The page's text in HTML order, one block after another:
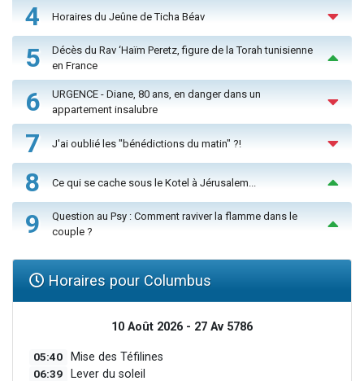
4 Horaires du Jeûne de Ticha Béav
5
Décès du Rav ‘Haïm Peretz, figure de la Torah tunisienne
en France
6
URGENCE - Diane, 80 ans, en danger dans un
appartement insalubre
7 J'ai oublié les "bénédictions du matin" ?!
8 Ce qui se cache sous le Kotel à Jérusalem...
9
Question au Psy : Comment raviver la flamme dans le
couple ?
Horaires pour Columbus
10 Août 2026 - 27 Av 5786
05:40 Mise des Téfilines
06:39 Lever du soleil